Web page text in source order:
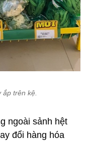
trên kệ.
ngoài sảnh hệt
đổi hàng hóa